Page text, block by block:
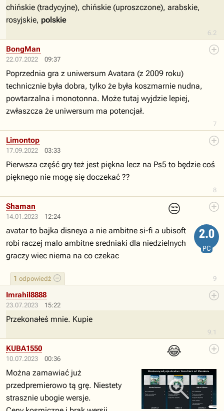
6.2
chińskie (tradycyjne), chińskie (uproszczone), arabskie,
rosyjskie, polskie
22.07.2022 09:37
7
BongMan
Poprzednia gra z uniwersum Avatara (z 2009 roku)
technicznie była dobra, tylko że była koszmarnie nudna,
powtarzalna i monotonna. Może tutaj wyjdzie lepiej,
zwłaszcza że uniwersum ma potencjał.
17.09.2022 03:33
8
Limontop
Pierwsza część gry też jest piękna lecz na Ps5 to będzie coś
pięknego nie mogę się doczekać ??
14.01.2023 12:24
😒
9
1 odpowiedź
Shaman
2.0
PC
avatar to bajka disneya a nie ambitne si-fi a ubisoft
robi raczej malo ambitne sredniaki dla niedzielnych
graczy wiec niema na co czekac
23.07.2023 15:22
9.1
Imrahil8888
Przekonałeś mnie. Kupie
10.07.2023 00:36
😂
KUBA1550
Można zamawiać już
przedpremierowo tą grę. Niestety
strasznie ubogie wersje.